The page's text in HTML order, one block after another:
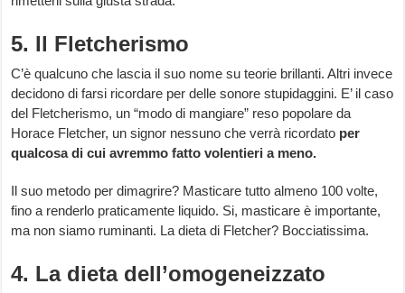
5. Il Fletcherismo
C’è qualcuno che lascia il suo nome su teorie brillanti. Altri invece
decidono di farsi ricordare per delle sonore stupidaggini. E’ il caso
del Fletcherismo, un “modo di mangiare” reso popolare da
Horace Fletcher, un signor nessuno che verrà ricordato per
qualcosa di cui avremmo fatto volentieri a meno.
Il suo metodo per dimagrire? Masticare tutto almeno 100 volte,
fino a renderlo praticamente liquido. Si, masticare è importante,
ma non siamo ruminanti. La dieta di Fletcher? Bocciatissima.
4. La dieta dell’omogeneizzato